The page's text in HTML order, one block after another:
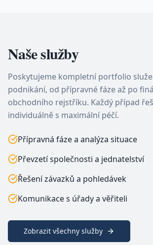
Naše služby
Poskytujeme kompletní portfolio
podnikání, od přípravné fáze až po
obchodního rejstříku. Každý případ
individuálně s maximální péčí.
Přípravná fáze a analýza situace
Převzetí společnosti a jednatelství
Řešení závazků a pohledávek
Komunikace s úřady a věřiteli
Zobrazit všechny služby